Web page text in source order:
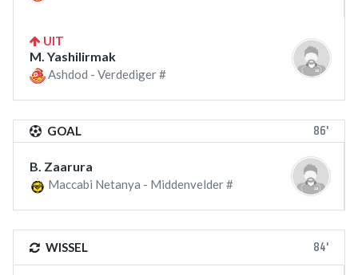
UIT
M. Yashilirmak
Ashdod - Verdediger #
GOAL 86'
B. Zaarura
Maccabi Netanya - Middenvelder #
WISSEL 84'